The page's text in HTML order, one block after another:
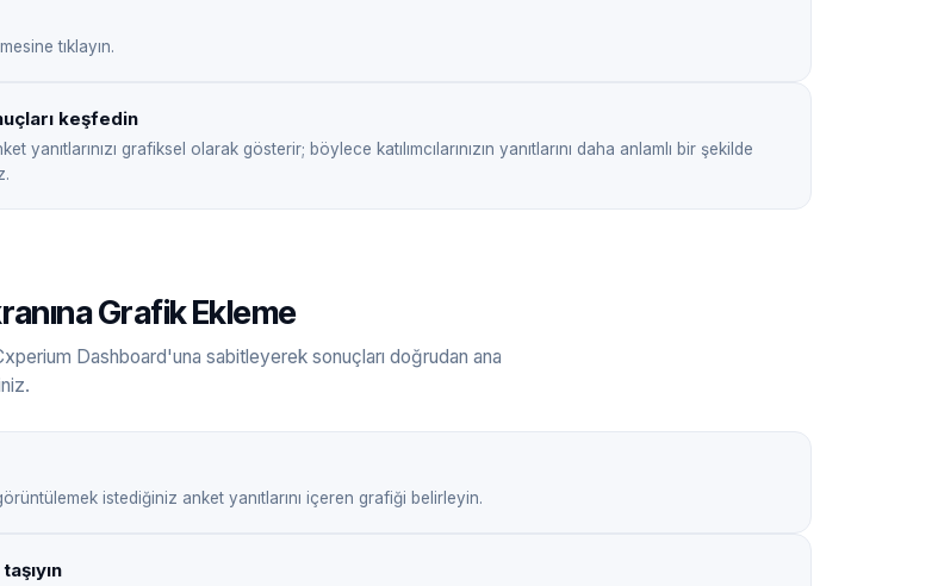
tıklayın.
keşfedin
yanıtlarınızı grafiksel olarak gösterir; böylece katılımcılarınızın yanıtlarını daha anlamlı bir şekilde
Grafik Ekleme
Dashboard'una sabitleyerek sonuçları doğrudan ana
istediğiniz anket yanıtlarını içeren grafiği belirleyin.